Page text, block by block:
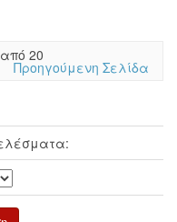
20
Προηγούμενη Σελίδα